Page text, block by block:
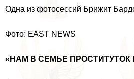
Одна из фотосессий Брижит
Фото: EAST NEWS
«НАМ В СЕМЬЕ ПРОСТИТУТОК